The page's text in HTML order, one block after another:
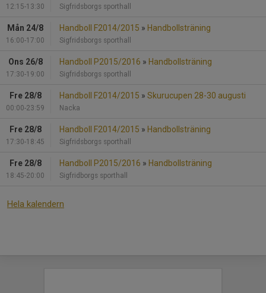
12:15-13:30 Sigfridsborgs sporthall
Mån 24/8
16:00-17:00
Handboll F2014/2015 » Handbollsträning
Sigfridsborgs sporthall
Ons 26/8
17:30-19:00
Handboll P2015/2016 » Handbollsträning
Sigfridsborgs sporthall
Fre 28/8
00:00-23:59
Handboll F2014/2015 » Skurucupen 28-30 augusti
Nacka
Fre 28/8
17:30-18:45
Handboll F2014/2015 » Handbollsträning
Sigfridsborgs sporthall
Fre 28/8
18:45-20:00
Handboll P2015/2016 » Handbollsträning
Sigfridborgs sporthall
Hela kalendern